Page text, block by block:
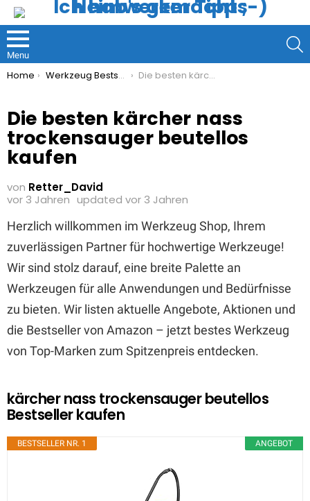
Menu
You are here:
Home Werkzeug Bestseller Die besten kärcher nass trockensauger beutellos kaufen
Die besten kärcher nass
trockensauger beutellos
kaufen
von Retter_David
vor 3 Jahren updated vor 3 Jahren
Herzlich willkommen im Werkzeug Shop, Ihrem
zuverlässigen Partner für hochwertige Werkzeuge!
Wir sind stolz darauf, eine breite Palette an
Werkzeugen für alle Anwendungen und Bedürfnisse
zu bieten. Wir listen aktuelle Angebote, Aktionen und
die Bestseller von Amazon – jetzt bestes Werkzeug
von Top-Marken zum Spitzenpreis entdecken.
kärcher nass trockensauger beutellos
Bestseller kaufen
ANGEBOT
BESTSELLER NR. 1